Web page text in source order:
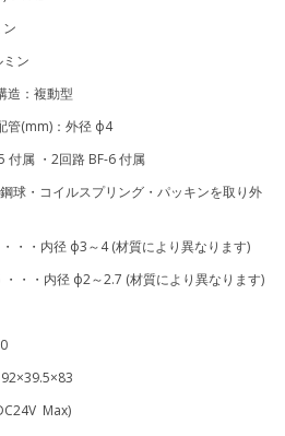
ン
：複動型
(mm)：外径 ф4
属 ・2回路 BF-6 付属
コイルスプリング・パッキンを取り外
・内径 ф3～4 (材質により異なります)
ф2～2.7 (材質により異なります)
Max)